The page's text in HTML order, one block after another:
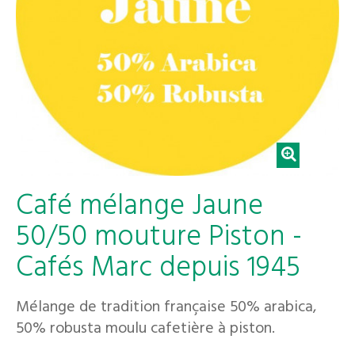
Café mélange Jaune
50/50 mouture Piston -
Cafés Marc depuis 1945
Mélange de tradition française 50% arabica,
50% robusta moulu cafetière à piston.